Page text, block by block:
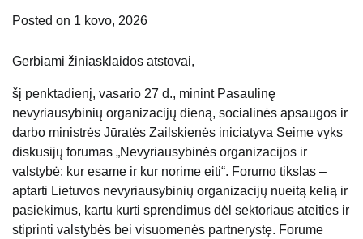
Posted on 1 kovo, 2026
Gerbiami žiniasklaidos atstovai,
šį penktadienį, vasario 27 d., minint Pasaulinę
nevyriausybinių organizacijų dieną, socialinės apsaugos ir
darbo ministrės Jūratės Zailskienės iniciatyva Seime vyks
diskusijų forumas „Nevyriausybinės organizacijos ir
valstybė: kur esame ir kur norime eiti“. Forumo tikslas –
aptarti Lietuvos nevyriausybinių organizacijų nueitą kelią ir
pasiekimus, kartu kurti sprendimus dėl sektoriaus ateities ir
stiprinti valstybės bei visuomenės partnerystę. Forume